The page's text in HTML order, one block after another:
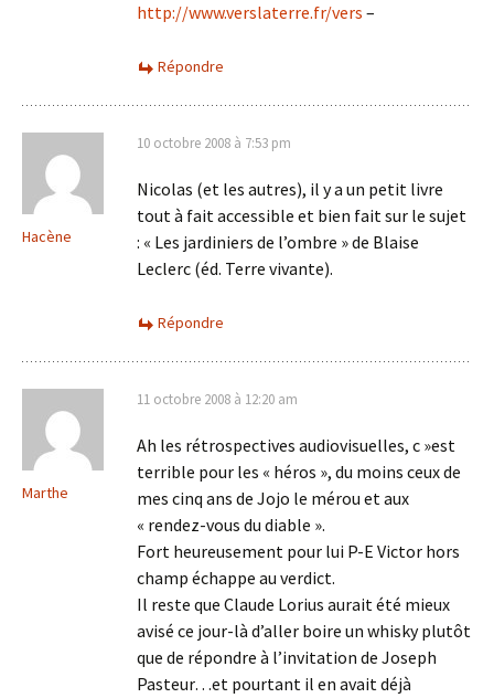
http://www.verslaterre.fr/vers –
Répondre
Hacène
10 octobre 2008 à 7:53 pm
Nicolas (et les autres), il y a un petit livre
tout à fait accessible et bien fait sur le sujet
: « Les jardiniers de l’ombre » de Blaise
Leclerc (éd. Terre vivante).
Répondre
Marthe
11 octobre 2008 à 12:20 am
Ah les rétrospectives audiovisuelles, c »est
terrible pour les « héros », du moins ceux de
mes cinq ans de Jojo le mérou et aux
« rendez-vous du diable ».
Fort heureusement pour lui P-E Victor hors
champ échappe au verdict.
Il reste que Claude Lorius aurait été mieux
avisé ce jour-là d’aller boire un whisky plutôt
que de répondre à l’invitation de Joseph
Pasteur…et pourtant il en avait déjà